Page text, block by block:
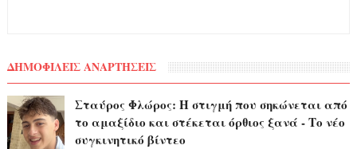
ΔΗΜΟΦΙΛΕΙΣ ΑΝΑΡΤΗΣΕΙΣ
Σταύρος Φλώρος: Η στιγμή που σηκώνεται από
το αμαξίδιο και στέκεται όρθιος ξανά - Το νέο
συγκινητικό βίντεο